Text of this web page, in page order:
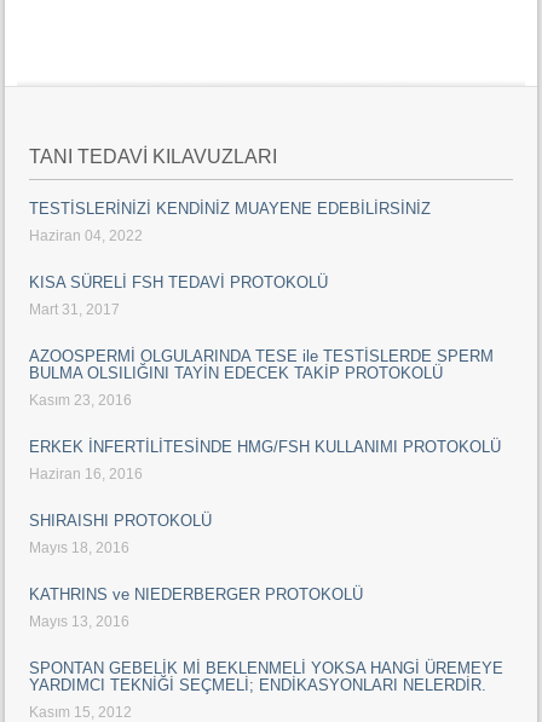
TANI TEDAVİ KILAVUZLARI
TESTİSLERİNİZİ KENDİNİZ MUAYENE EDEBİLİRSİNİZ
Haziran 04, 2022
KISA SÜRELİ FSH TEDAVİ PROTOKOLÜ
Mart 31, 2017
AZOOSPERMİ OLGULARINDA TESE ile TESTİSLERDE SPERM
BULMA OLSILIĞINI TAYİN EDECEK TAKİP PROTOKOLÜ
Kasım 23, 2016
ERKEK İNFERTİLİTESİNDE HMG/FSH KULLANIMI PROTOKOLÜ
Haziran 16, 2016
SHIRAISHI PROTOKOLÜ
Mayıs 18, 2016
KATHRINS ve NIEDERBERGER PROTOKOLÜ
Mayıs 13, 2016
SPONTAN GEBELİK Mİ BEKLENMELİ YOKSA HANGİ ÜREMEYE
YARDIMCI TEKNİĞİ SEÇMELİ; ENDİKASYONLARI NELERDİR.
Kasım 15, 2012